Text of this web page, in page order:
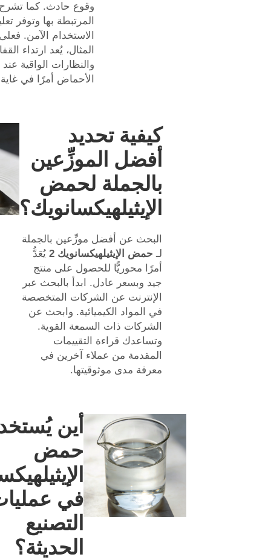
وقوع حادث. كما
المرتبطة بها وتوفر
الاستخدام الآمن.
المثال، يُعد ارتداء
والنظارات الواقية
الأحماض أمرًا في غاية
كيفية تحديد
أفضل الموزِّعين
بالجملة لحمض
الإيثيلهيكسانويك؟
البحث عن أفضل موزِّعين بالجملة
لـ حمض الإيثيلهيكسانويك 2
يُعَدُّ
أمرًا محوريًّا للحصول على منتج
جيد وبسعر عادل. ابدأ بالبحث عبر
الإنترنت عن الشركات المتخصصة
في المواد الكيميائية. وابحث عن
الشركات ذات السمعة القوية.
وتساعدك قراءة التقييمات
المقدمة من عملاء آخرين في
معرفة مدى موثوقيتها.
أين
حمض
في
التصنيع
الحديثة؟